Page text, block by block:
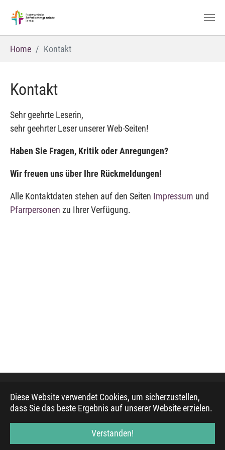
Diese Website verwendet Cookies, um sicherzustellen,
dass Sie das beste Ergebnis auf unserer Website erzielen.
Verstanden!
Home Kontakt
Kontakt
Sehr geehrte Leserin,
sehr geehrter Leser unserer Web-Seiten!
Haben Sie Fragen, Kritik oder Anregungen?
Wir freuen uns über Ihre Rückmeldungen!
Alle Kontaktdaten stehen auf den Seiten Impressum und
Pfarrpersonen zu Ihrer Verfügung.
© 2019, Evangelischer Mediendienst, basierend auf